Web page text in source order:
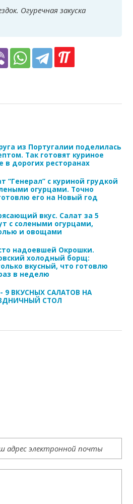
Огуречная закуска
из Португалии поделилась
Так готовят куриное
в дорогих ресторанах
“Генерал” с куриной грудкой
огурцами. Точно
его на Новый год
вкус. Салат за 5
с солеными огурцами,
и овощами
надоевшей Окрошки.
холодный борщ:
вкусный, что готовлю
в неделю
9 ВКУСНЫХ САЛАТОВ НА
СТОЛ